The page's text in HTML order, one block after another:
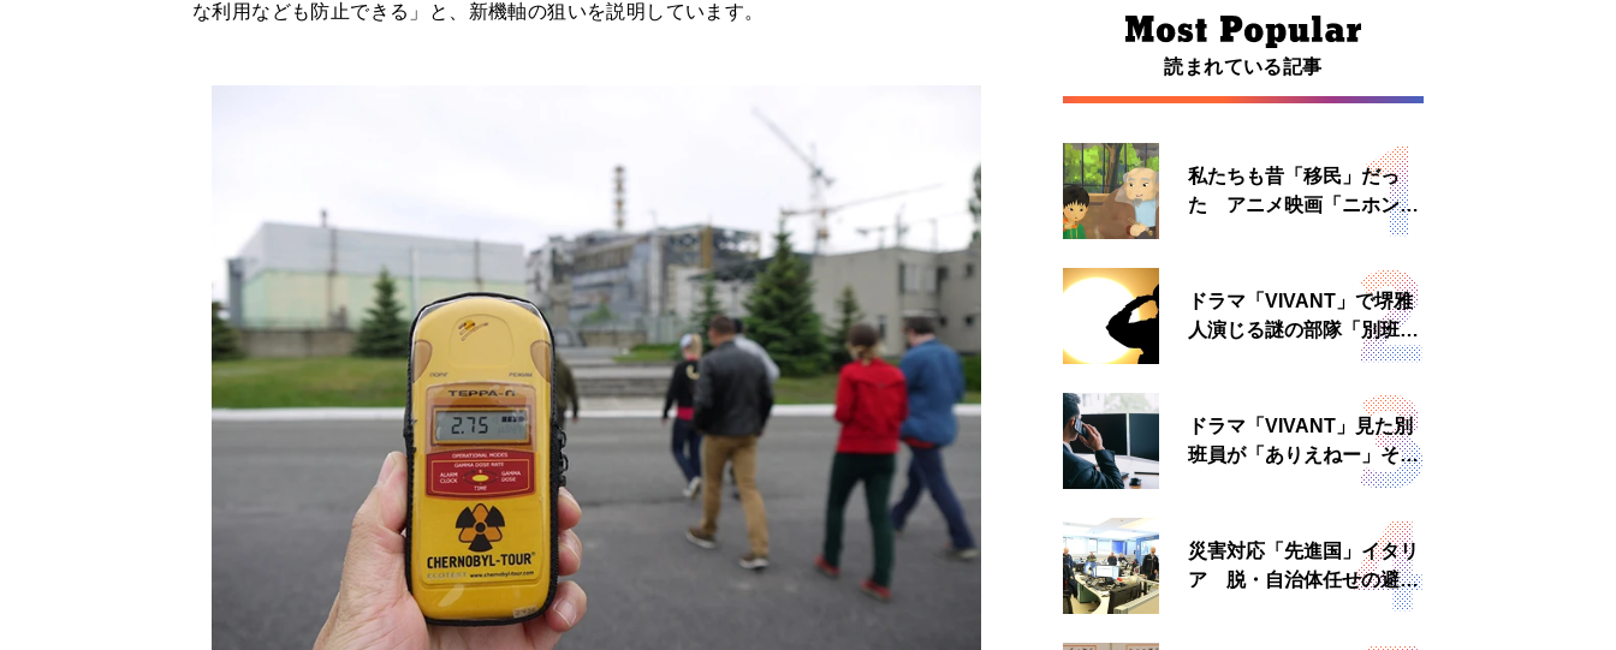
な利用なども防止できる」と、新機軸の狙いを説明しています。
読まれている記事
私たちも昔「移民」だっ
た アニメ映画「ニホンジ
ドラマ「VIVANT」で堺雅
人演じる謎の部隊「別班」
は実在する？内情知る人物
ドラマ「VIVANT」見た別
班員が「ありえねー」その
理由とは 非公然組織ゆえ
災害対応「先進国」イタリ
ア 脱・自治体任せの避難
所運営、被災者への温かい